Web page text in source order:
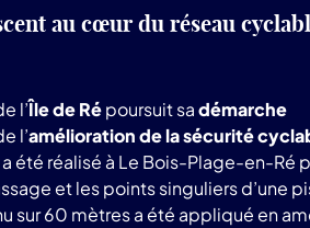
au cœur du réseau
l’Île de Répoursuit sadémarche
l’amélioration de la sécurité
été réalisé à Le Bois-Plage-en-Ré
et les points singuliers d’une
sur 60 mètres a été appliqué en